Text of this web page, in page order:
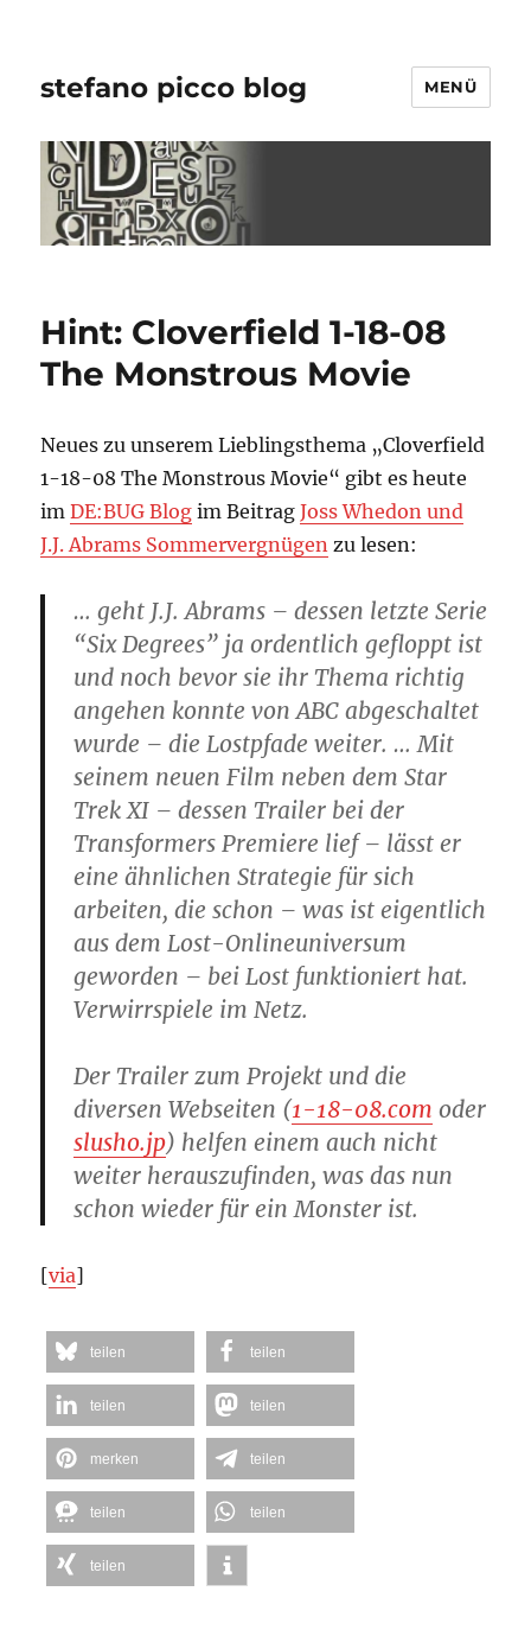
stefano picco blog MENÜ
Hint: Cloverfield 1-18-08
The Monstrous Movie
Neues zu unserem Lieblingsthema „Cloverfield
1-18-08 The Monstrous Movie“ gibt es heute
imDE:BUG Blog im BeitragJoss Whedon und
J.J. Abrams Sommervergnügen zu lesen:
… geht J.J. Abrams – dessen letzte Serie
“Six Degrees” ja ordentlich gefloppt ist
und noch bevor sie ihr Thema richtig
angehen konnte von ABC abgeschaltet
wurde – die Lostpfade weiter. … Mit
seinem neuen Film neben dem Star
Trek XI – dessen Trailer bei der
Transformers Premiere lief – lässt er
eine ähnlichen Strategie für sich
arbeiten, die schon – was ist eigentlich
aus dem Lost-Onlineuniversum
geworden – bei Lost funktioniert hat.
Verwirrspiele im Netz.
Der Trailer zum Projekt und die
diversen Webseiten (1-18-08.com oder
slusho.jp) helfen einem auch nicht
weiter herauszufinden, was das nun
schon wieder für ein Monster ist.
[via]
teilen teilen
teilen teilen
merken teilen
teilen teilen
teilen